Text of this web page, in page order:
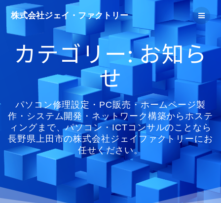
ン
ン
へ
キ
ッ
プ
株式会社ジェイ・ファクトリー
カテゴリー:お知ら
せ
パソコン修理設定・PC販売・ホームページ製
作・システム開発・ネットワーク構築からホステ
ィングまで、パソコン・ICTコンサルのことなら
長野県上田市の株式会社ジェイファクトリーにお
任せください。